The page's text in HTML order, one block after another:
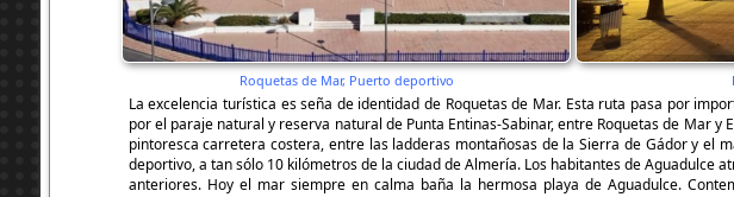
Roquetas de Mar, Puerto deportivo
La excelencia turística es seña de identidad de Roquetas de Mar. Esta ruta pasa por
por el paraje natural y reserva natural de Punta Entinas-Sabinar, entre Roquetas de Mar
pintoresca carretera costera, entre las ladderas montañosas de la Sierra de Gádor y el
deportivo, a tan sólo 10 kilómetros de la ciudad de Almería. Los habitantes de
anteriores. Hoy el mar siempre en calma baña la hermosa playa de Aguadulce.